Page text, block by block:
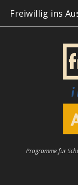
Freiwillig ins
Programme für